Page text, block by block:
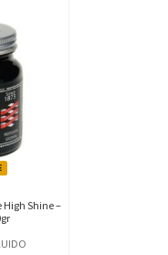
High Shine –